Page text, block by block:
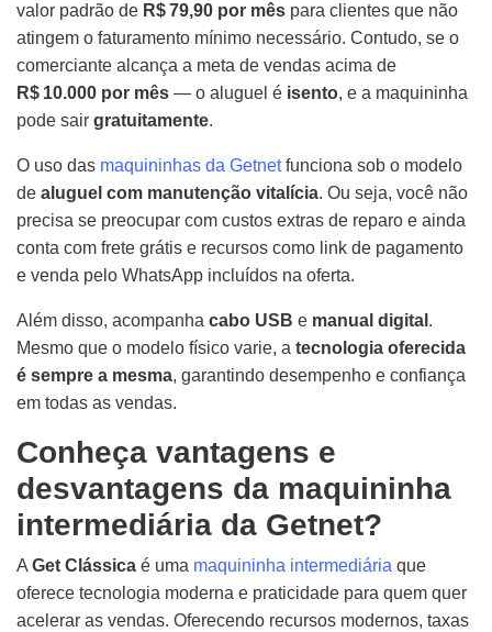
valor padrão de R$ 79,90 por mês para clientes que não
atingem o faturamento mínimo necessário. Contudo, se o
comerciante alcança a meta de vendas acima de
R$ 10.000 por mês — o aluguel é isento, e a maquininha
pode sair gratuitamente.
O uso das maquininhas da Getnetfunciona sob o modelo
de aluguel com manutenção vitalícia. Ou seja, você não
precisa se preocupar com custos extras de reparo e ainda
conta com frete grátis e recursos como link de pagamento
e venda pelo WhatsApp incluídos na oferta.
Além disso, acompanha cabo USB e manual digital .
Mesmo que o modelo físico varie, a tecnologia oferecida
é sempre a mesma, garantindo desempenho e confiança
em todas as vendas.
Conheça vantagens e
desvantagens da maquininha
intermediária da Getnet?
A Get Clássica é uma maquininha intermediária que
oferece tecnologia moderna e praticidade para quem quer
acelerar as vendas. Oferecendo recursos modernos, taxas